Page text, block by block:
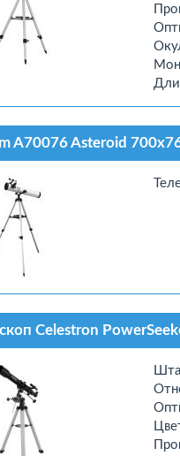
A70076 Asteroid
Celestron